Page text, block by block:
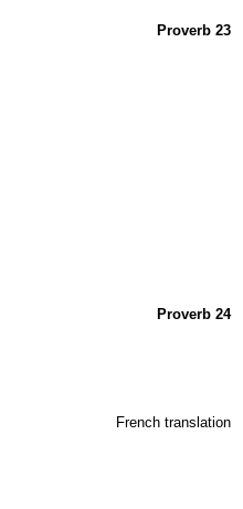
Proverb 23
Proverb 24
French translation